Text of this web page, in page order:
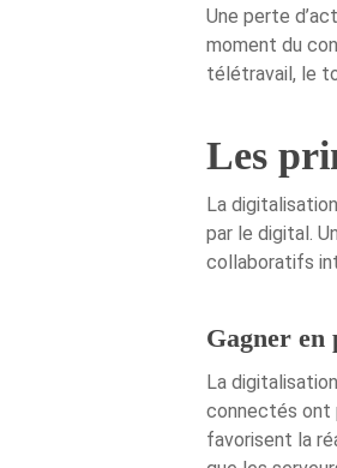
Hit enter to
Une perte
moment du
télétravail, le
Les
La
par le digital.
collaboratifs
Gagner
La
connectés ont
favorisent la